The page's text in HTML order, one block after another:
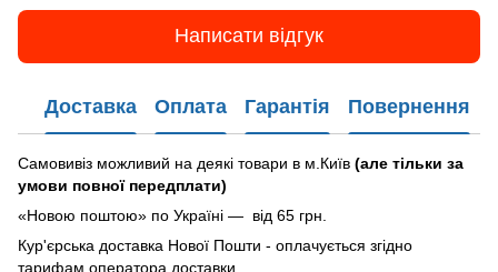
Написати відгук
Доставка Оплата Гарантія Повернення
Самовивіз можливий на деякі товари в м.Київ (але тільки за
умови повної передплати)
«Новою поштою» по Україні — від 65 грн.
Кур'єрська доставка Нової Пошти - оплачується згідно
тарифам оператора доставки.